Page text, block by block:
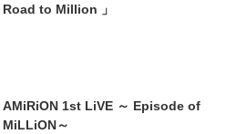
Road to Million 」
AMiRiON 1st LiVE ～ Episode of
MiLLiON～